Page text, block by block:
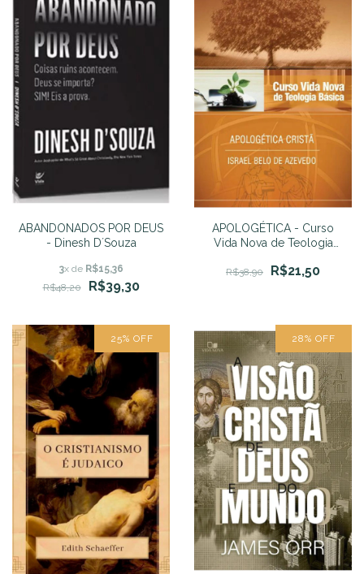
ABANDONADOS POR DEUS
- Dinesh D´Souza
3x de R$15,36
R$48,20
R$39,30
APOLOGÉTICA - Curso
Vida Nova de Teologia
de Azevedo
R$38,90 R$21,50
25% OFF 28% OFF